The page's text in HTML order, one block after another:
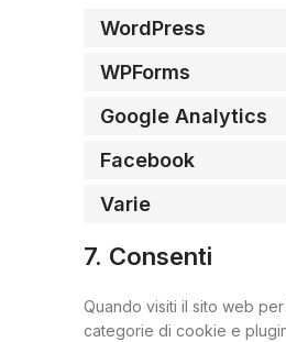
WordPress
WPForms
Google Analytics
Facebook
Varie
7. Consenti
Quando visiti il sito web
categorie di cookie e